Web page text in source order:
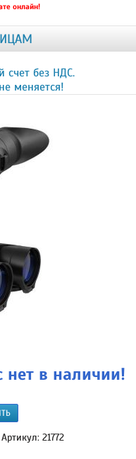
онлайн!
счет без НДС.
меняется!
нет в наличии!
Артикул: 21772